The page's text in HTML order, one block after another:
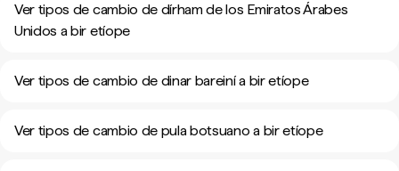
Ver tipos de cambio de dírham de los Emiratos Árabes
Unidos a bir etíope
Ver tipos de cambio de dinar bareiní a bir etíope
Ver tipos de cambio de pula botsuano a bir etíope